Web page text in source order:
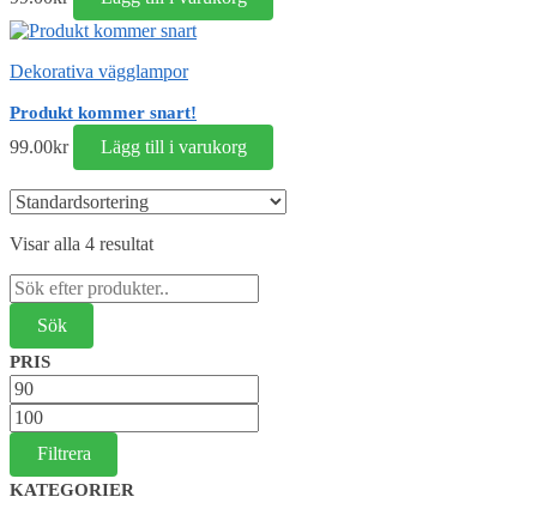
Dekorativa vägglampor
Produkt kommer snart!
99.00kr Lägg till i varukorg
Visar alla 4 resultat
Sök
efter:
PRIS
Min
pris
Max
pris
Filtrera
KATEGORIER